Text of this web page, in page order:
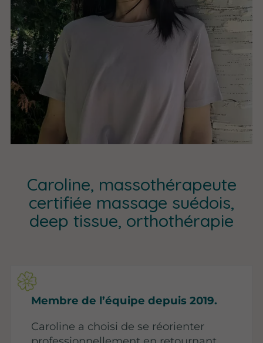
Caroline, massothérapeute
certifiée massage suédois,
deep tissue, orthothérapie
Membre de l’équipe depuis 2019.
Caroline a choisi de se réorienter